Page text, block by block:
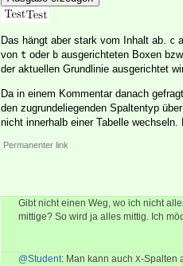
Das hängt aber stark vom Inhalt ab. c
von t oder b ausgerichteten Boxen
der aktuellen Grundlinie ausgerichtet
Da in einem Kommentar danach
den zugrundeliegenden Spaltentyp über
nicht innerhalb einer Tabelle
Permanenter link
Gibt nicht einen Weg, wo ich nicht
mittige? So wird ja alles mittig. Ich
@Student: Man kann auch X-Spalten